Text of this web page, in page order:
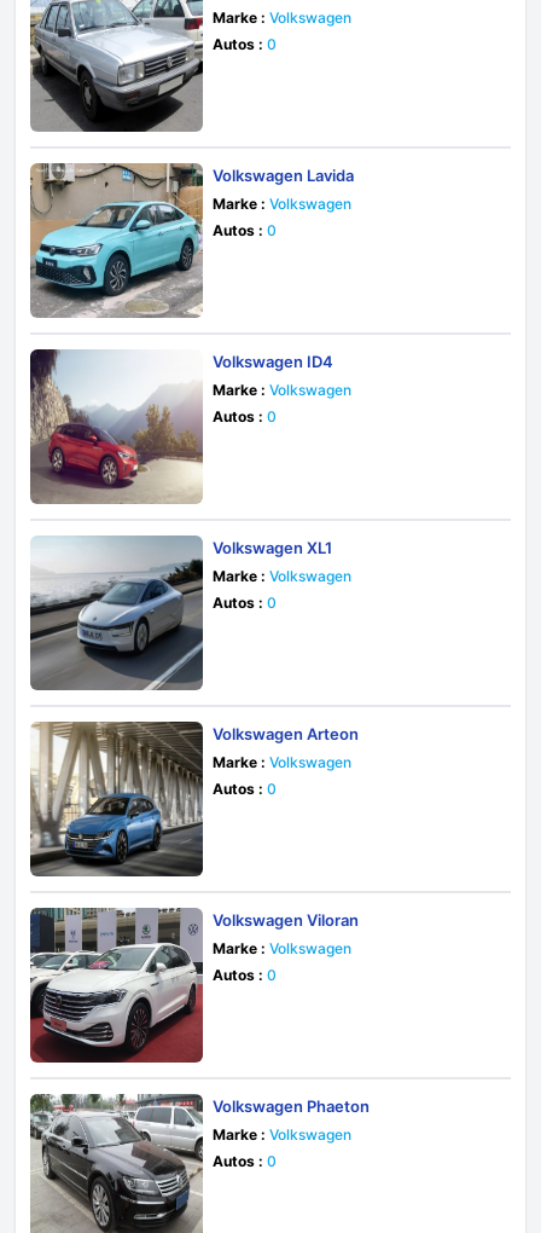
Marke : Volkswagen
Autos : 0
Volkswagen Lavida
Marke : Volkswagen
Autos : 0
Volkswagen ID4
Marke : Volkswagen
Autos : 0
Volkswagen XL1
Marke : Volkswagen
Autos : 0
Volkswagen Arteon
Marke : Volkswagen
Autos : 0
Volkswagen Viloran
Marke : Volkswagen
Autos : 0
Volkswagen Phaeton
Marke : Volkswagen
Autos : 0